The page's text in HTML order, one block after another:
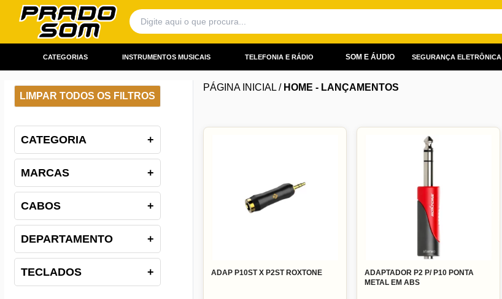
CATEGORIAS INSTRUMENTOS MUSICAIS TELEFONIA E RÁDIO SOM E ÁUDIO SEGURANÇA ELETRÔNICA
LIMPAR TODOS OS FILTROS
CATEGORIA +
MARCAS +
CABOS +
DEPARTAMENTO +
TECLADOS +
PÁGINA INICIAL / HOME - LANÇAMENTOS
ADAP P10ST X P2ST ROXTONE
ADAPTADOR P2 P/ P10 PONTA
METAL EM ABS